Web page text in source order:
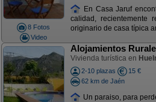
8 Fotos
Video
En Casa Jaruf
calidad, recientemente
originario de casa típica
Alojamientos
Vivienda turística en
2-10 plazas
15 €
62 km de Jaén
Un paraiso, para